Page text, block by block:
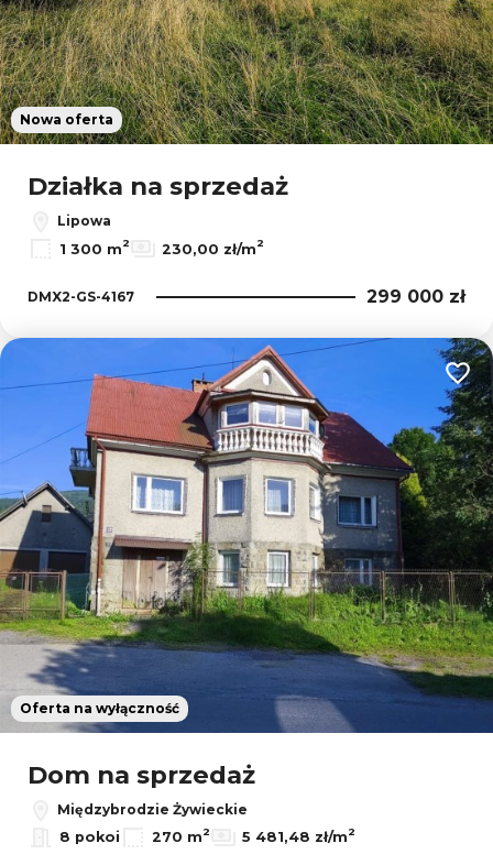
Nowa oferta
Działka na sprzedaż
Lipowa
1 300 m2 230,00 zł/m2
DMX2-GS-4167 299 000 zł
Oferta na wyłączność
Dom na sprzedaż
Międzybrodzie Żywieckie
8 pokoi
270 m2 5 481,48 zł/m2